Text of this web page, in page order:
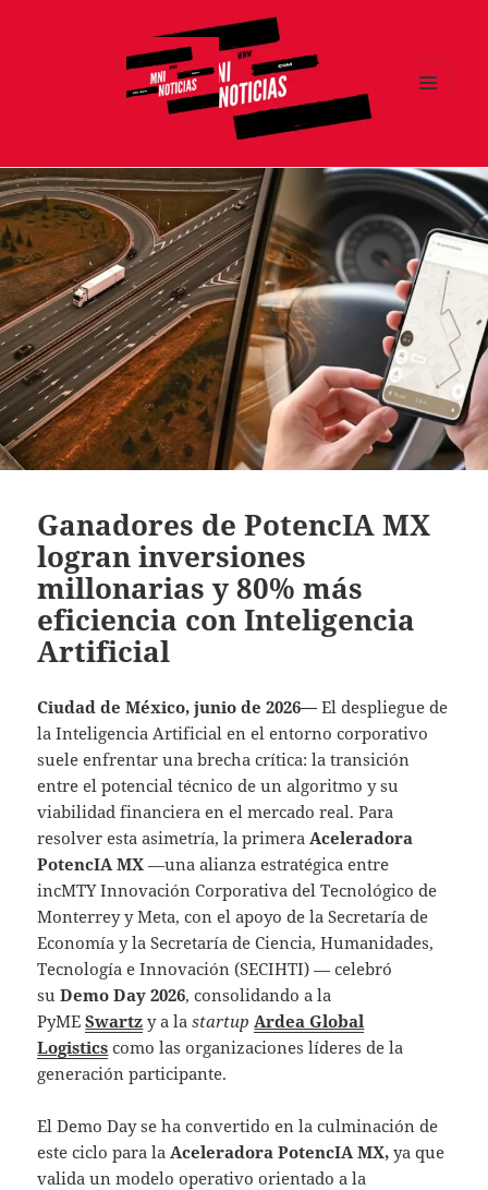
Ganadores de PotencIA MX
logran inversiones
millonarias y 80% más
eficiencia con Inteligencia
Artificial
Ciudad de México, junio de 2026— El despliegue de
la Inteligencia Artificial en el entorno corporativo
suele enfrentar una brecha crítica: la transición
entre el potencial técnico de un algoritmo y su
viabilidad financiera en el mercado real. Para
resolver esta asimetría, la primera Aceleradora
PotencIA MX—una alianza estratégica entre
incMTY Innovación Corporativa del Tecnológico de
Monterrey y Meta, con el apoyo de la Secretaría de
Economía y la Secretaría de Ciencia, Humanidades,
Tecnología e Innovación (SECIHTI) — celebró
suDemo Day 2026, consolidando a la
PyMESwartz y a la startup Ardea Global
Logistics como las organizaciones líderes de la
generación participante.
El Demo Day se ha convertido en la culminación de
este ciclo para la Aceleradora PotencIA MX, ya que
valida un modelo operativo orientado a la